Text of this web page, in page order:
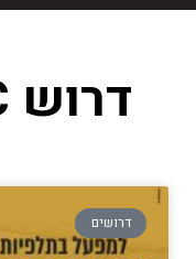
דרוש CNC בחולון
דרושים